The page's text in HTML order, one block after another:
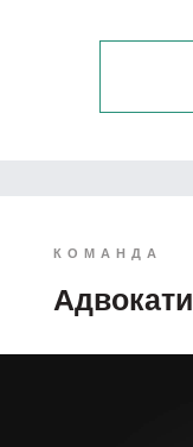
КОМАНДА
Адвокати